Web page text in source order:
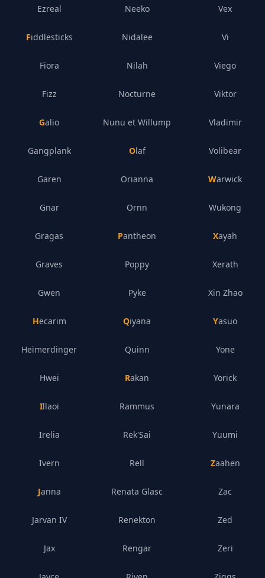
Ezreal
Fiddlesticks
Fiora
Fizz
Galio
Gangplank
Garen
Gnar
Gragas
Graves
Gwen
Hecarim
Heimerdinger
Hwei
Illaoi
Irelia
Ivern
Janna
Jarvan IV
Jax
Neeko
Nidalee
Nilah
Nocturne
Nunu et Willump
Olaf
Orianna
Ornn
Pantheon
Poppy
Pyke
Qiyana
Quinn
Rakan
Rammus
Rek'Sai
Rell
Renata Glasc
Renekton
Rengar
Vex
Vi
Viego
Viktor
Vladimir
Volibear
Warwick
Wukong
Xayah
Xerath
Xin Zhao
Yasuo
Yone
Yorick
Yunara
Yuumi
Zaahen
Zac
Zed
Zeri